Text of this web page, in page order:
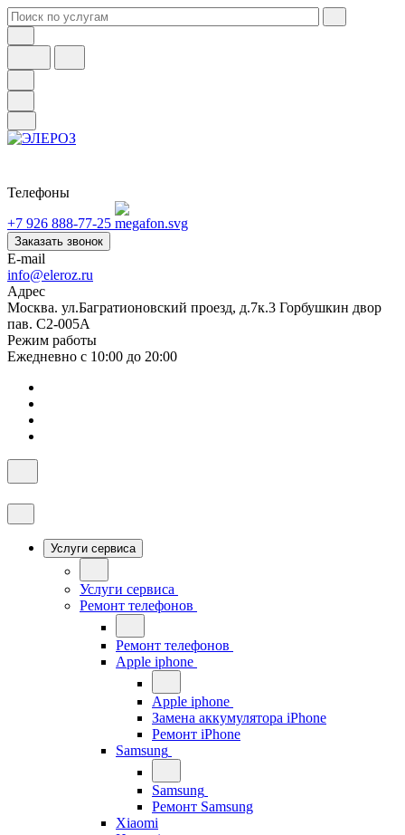
Телефоны
+7 926 888-77-25
Заказать звонок
E-mail
info@eleroz.ru
Адрес
Москва. ул.Багратионовский проезд, д.7к.3 Горбушкин двор
пав. C2-005A
Режим работы
Ежедневно с 10:00 до 20:00
Услуги сервиса
Услуги сервиса
Ремонт телефонов
Ремонт телефонов
Apple iphone
Apple iphone
Замена аккумулятора iPhone
Ремонт iPhone
Samsung
Samsung
Ремонт Samsung
Xiaomi